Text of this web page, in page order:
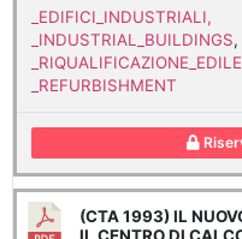
_EDIFICI_INDUSTRIALI,
_INDUSTRIAL_BUILDINGS,
_REFURBISHMENT
(CTA 1993) IL
IL CENTRO DI